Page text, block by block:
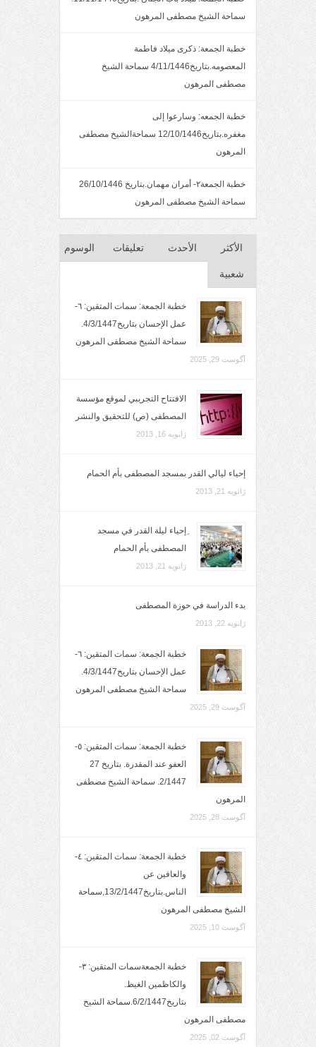
سماحة الشيخ مصطفى المرهون
خطبة الجمعة: ذكرى ميلاد فاطمة
المعصومه.بتاريخ4/11/1446 سماحة الشيخ
مصطفى المرهون
خطبة الجمعه: وسارعوا إلى
مغفره.بتاريخ12/10/1446 سماحةالشيخ مصطفى
المرهون
خطبة الجمعة٢- أمران مهمان.بتاريخ 26/10/1446
سماحة الشيخ مصطفى المرهون
الأكثر
شعبية
الأحدث تعليقات الوسوم
خطبة الجمعة: سمات المتقين: ٦-
عمل الإحسان بتاريخ4/3/1447.
سماحة الشيخ مصطفى المرهون
آگوست 29, 2025
الافتتاح التجريبي لموقع مؤسسة
المصطفى (ص) للتحقيق والنشر
ژانویه 16, 2013
إحياء ليالي القدر بمسجد المصطفى بأم الحمام
ژانویه 21, 2013
ِإحياء ليلة القدر في مسجد
المصطفى بأم الحمام
ژانویه 21, 2013
بدء الدراسة في حوزة المصطفى
ژانویه 22, 2013
خطبة الجمعة: سمات المتقين: ٦-
عمل الإحسان بتاريخ4/3/1447.
سماحة الشيخ مصطفى المرهون
آگوست 29, 2025
خطبة الجمعة: سمات المتقين: ٥-
العفو عند المقدرة. بتاريخ 27
2/1447. سماحة الشيخ مصطفى
المرهون
آگوست 28, 2025
خطبة الجمعة: سمات المتقين: ٤-
والعافين عن
الناس.بتاريخ13/2/1447,سماحة
الشيخ مصطفى المرهون
آگوست 10, 2025
خطبة الجمعةسمات المتقين: ٣-
والكاظمين الغيظ.
بتاريخ6/2/1447.سماحة الشيخ
مصطفى المرهون
آگوست 02, 2025